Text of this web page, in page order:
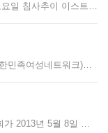
홍콩제일교회(담임 김 훈 목사)는 지난주 22일 토요일 침사추이 이스트에 위치한 예배당(Energy Plaza 8 층)에서 제23회 사랑나눔 바자회를 개최해 한인들을 위한 장터 마당을 열었다. 교회 측은 LA갈비, 돈까스, 돼지주물럭, 황태갈비 등 각종 반찬류를 공들여 준비했고 잡채, 떡볶이, 오뎅, 김밥, 호박죽, 닭강정, 묵무침, 쌈밤, 월남쌈, 골뱅이무침 등 각종 먹거리 코너도 인기를 끌었다. 교민업체에서는 천연비누와 한국 유명화장품, 향수, 요셉이네 보석, 진주목걸이, 구스조끼, 밀레 아웃도어, 실버스타 주방용품, 이천쌀 등 다양한 생활용품이 저렴한 가격으로 선보였다. 이날 홍콩한인회장 취임을 한주 앞둔 최영우 한인회장 당선자, 전인석 교민담당 영사 방문해 김훈 목사와 면담을 나누며 격려했다. 글/사진 손정호 편집장
한국 여성가족부 산하단체인 코윈(KOWIN, 세계한민족여성네트워크)의 김옥희 홍콩 담당관이 6기 지역담당관으로 연임 확정됐다. 여성가족부 국제협력담당관실 관계자는 김옥희 담당관 연임이 확정됐다며 6기 지역담당관으로서 임기는 2015년 8월 28일까지라고 밝혔다. 2001년 코윈은 국내외 한인 여성들의 정보교류 및 연대강화하고 재외 한인여성 네트워크를 활성화 하기 위해 출범했다. 현재 대륙별, 지역별로 약 20명의 담당관을 선정하고 각 지역 소속 지회가 활동중이다. 김옥희 담당관은 코윈 홍콩 지회를 이끌며 여성들의 세계 네트워크를 위해 활발히 노력한 것을 인정받아 2011년 홍콩지역을 중국에서 분리, 홍콩 담당관 자격을 임명 받았다. 코윈 홍콩지회는 매년 가족사진공모전을 개최하고 ‘차세대와의 열린 만남’ 세미나, 건강상식 세미나, 어버이날 기념 바자회, 환경보고 공모전, 푸른 홍콩 가꾸기 글짓기 공모전 등을 열어 활발한 활동을 지속해왔다.
홍콩 코윈(KOWIN, 윤덕란 지회장)의 특별 바자회가 2013년 5월 8일 어버이날을 맞아 두란노 문화원에서 열렸다. 이번 행사는 한인 장자들을 위해 여러 교민단체들의 후원으로 성황리에 열렸다. 30여명의 장자들이 어버이날 카네이션을 달았고, 코윈가방, 진주팔찌, 샴푸 등을 선물로 받았다. 한쪽에서는 차세대 여성리더 육성을 위한 기금마련 목적으로 여성용 의류, 수저셋트, 악세사리 등이 판매됐다. 윤덕란 지회장은 “코윈이 처음으로 열어본 바자회인데 김옥희 담당관님을 비롯해 많은 분들이 협조해주셔서 감사드린다.”며 인사를 전했다.